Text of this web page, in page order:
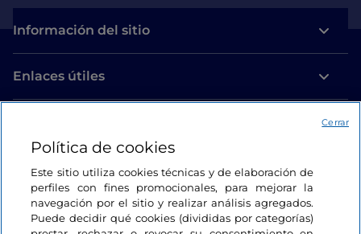
Información del sitio
Enlaces útiles
Estamos en contacto
Política de cookies
Este sitio utiliza cookies técnicas y de elaboración de
perfiles con fines promocionales, para mejorar la
navegación por el sitio y realizar análisis agregados.
Puede decidir qué cookies (divididas por categorías)
Cerrar